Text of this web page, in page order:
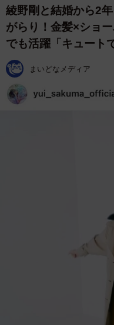
綾野剛と結婚から2
がらり！金髪×ショ
でも活躍「キュート
まいどなメディア